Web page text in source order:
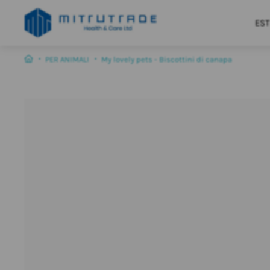
PER ANIMALI My lovely pets - Biscottini di canapa